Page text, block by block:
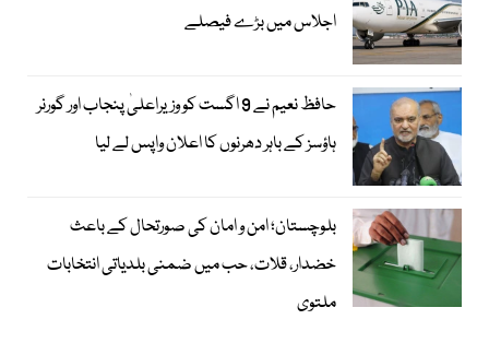
اجلاس میں بڑے فیصلے
حافظ نعیم نے 9 اگست کو وزیراعلیٰ پنجاب اور گورنر
ہاؤسز کے باہر دھرنوں کا اعلان واپس لے لیا
بلوچستان؛ امن و امان کی صورتحال کے باعث
خضدار، قلات، حب میں ضمنی بلدیاتی انتخابات
ملتوی